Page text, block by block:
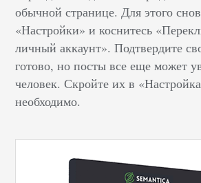
обычной странице. Для этого
«Настройки» и коснитесь
личный аккаунт». Подтвердите
готово, но посты все еще может
человек. Скройте их в
необходимо.